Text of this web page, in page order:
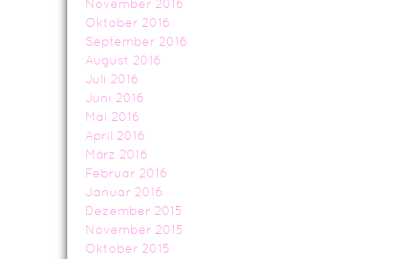
November 2016
Oktober 2016
September 2016
August 2016
Juli 2016
Juni 2016
Mai 2016
April 2016
März 2016
Februar 2016
Januar 2016
Dezember 2015
November 2015
Oktober 2015